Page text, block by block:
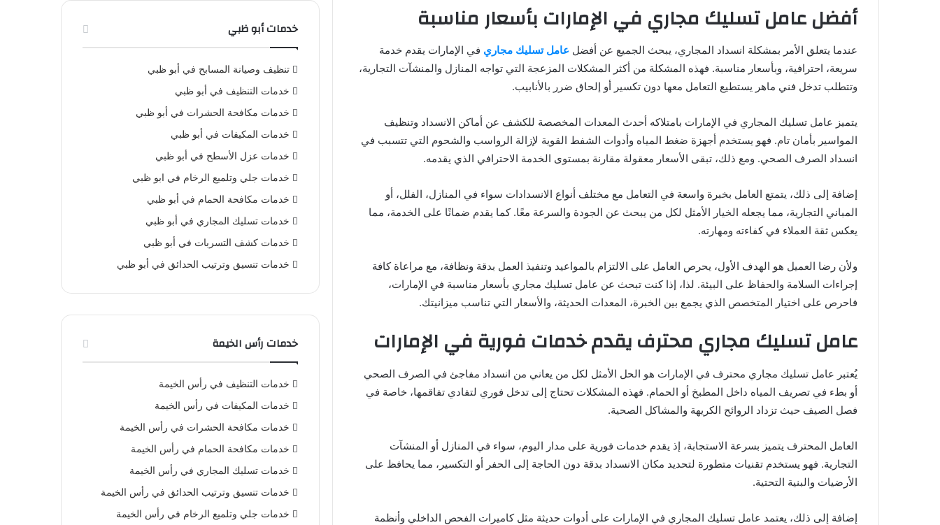
أفضل عامل تسليك مجاري في الإمارات بأسعار مناسبة
عندما يتعلق الأمر بمشكلة انسداد المجاري، يبحث الجميع عن أفضل عامل تسليك مجاري في الإمارات يقدم خدمة
سريعة، احترافية، وبأسعار مناسبة. فهذه المشكلة من أكثر المشكلات المزعجة التي تواجه المنازل والمنشآت التجارية،
وتتطلب تدخل فني ماهر يستطيع التعامل معها دون تكسير أو إلحاق ضرر بالأنابيب.
يتميز عامل تسليك المجاري في الإمارات بامتلاكه أحدث المعدات المخصصة للكشف عن أماكن الانسداد وتنظيف
المواسير بأمان تام. فهو يستخدم أجهزة ضغط المياه وأدوات الشفط القوية لإزالة الرواسب والشحوم التي تتسبب في
انسداد الصرف الصحي. ومع ذلك، تبقى الأسعار معقولة مقارنة بمستوى الخدمة الاحترافي الذي يقدمه.
إضافة إلى ذلك، يتمتع العامل بخبرة واسعة في التعامل مع مختلف أنواع الانسدادات سواء في المنازل، الفلل، أو
المباني التجارية، مما يجعله الخيار الأمثل لكل من يبحث عن الجودة والسرعة معًا. كما يقدم ضمانًا على الخدمة، مما
يعكس ثقة العملاء في كفاءته ومهارته.
ولأن رضا العميل هو الهدف الأول، يحرص العامل على الالتزام بالمواعيد وتنفيذ العمل بدقة ونظافة، مع مراعاة كافة
إجراءات السلامة والحفاظ على البيئة. لذا، إذا كنت تبحث عن عامل تسليك مجاري بأسعار مناسبة في الإمارات،
فاحرص على اختيار المتخصص الذي يجمع بين الخبرة، المعدات الحديثة، والأسعار التي تناسب ميزانيتك.
عامل تسليك مجاري محترف يقدم خدمات فورية في الإمارات
يُعتبر عامل تسليك مجاري محترف في الإمارات هو الحل الأمثل لكل من يعاني من انسداد مفاجئ في الصرف الصحي
أو بطء في تصريف المياه داخل المطبخ أو الحمام. فهذه المشكلات تحتاج إلى تدخل فوري لتفادي تفاقمها، خاصة في
فصل الصيف حيث تزداد الروائح الكريهة والمشاكل الصحية.
العامل المحترف يتميز بسرعة الاستجابة، إذ يقدم خدمات فورية على مدار اليوم، سواء في المنازل أو المنشآت
التجارية. فهو يستخدم تقنيات متطورة لتحديد مكان الانسداد بدقة دون الحاجة إلى الحفر أو التكسير، مما يحافظ على
الأرضيات والبنية التحتية.
إضافة إلى ذلك، يعتمد عامل تسليك المجاري في الإمارات على أدوات حديثة مثل كاميرات الفحص الداخلي وأنظمة
خدمات أبو ظبي
تنظيف وصيانة المسابح في أبو ظبي
خدمات التنظيف في أبو ظبي
خدمات مكافحة الحشرات في أبو ظبي
خدمات المكيفات في أبو ظبي
خدمات عزل الأسطح في أبو ظبي
خدمات جلي وتلميع الرخام في ابو ظبي
خدمات مكافحة الحمام في أبو ظبي
خدمات تسليك المجاري في أبو ظبي
خدمات كشف التسربات في أبو ظبي
خدمات تنسيق وترتيب الحدائق في أبو ظبي
خدمات رأس الخيمة
خدمات التنظيف في رأس الخيمة
خدمات المكيفات في رأس الخيمة
خدمات مكافحة الحشرات في رأس الخيمة
خدمات مكافحة الحمام في رأس الخيمة
خدمات تسليك المجاري في رأس الخيمة
خدمات تنسيق وترتيب الحدائق في رأس الخيمة
خدمات جلي وتلميع الرخام في رأس الخيمة